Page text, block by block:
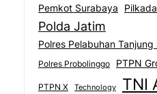
Pemkot Surabaya
Polda Jatim
Polres Pelabuhan Tanjung
Polres Probolinggo PTPN
PTPN X Technology TNI